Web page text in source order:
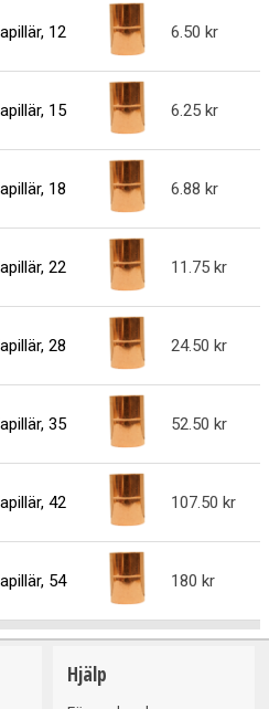
12 6.50
15 6.25
18 6.88
22 11.75
28 24.50
35 52.50
42 107.50
54 180
Hjälp